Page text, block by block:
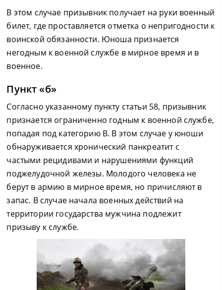
В этом случае призывник получает на руки военный
билет, где проставляется отметка о непригодности к
воинской обязанности. Юноша признается
негодным к военной службе в мирное время и в
военное.
Пункт «б»
Согласно указанному пункту статьи 58, призывник
признается ограниченно годным к военной службе,
попадая под категорию В. В этом случае у юноши
обнаруживается хронический панкреатит с
частыми рецидивами и нарушениями функций
поджелудочной железы. Молодого человека не
берут в армию в мирное время, но причисляют в
запас. В случае начала военных действий на
территории государства мужчина подлежит
призыву к службе.